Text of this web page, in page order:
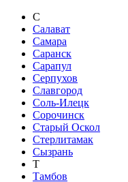
С
Салават
Самара
Саранск
Сарапул
Серпухов
Славгород
Соль-Илецк
Сорочинск
Старый Оскол
Стерлитамак
Сызрань
Т
Тамбов